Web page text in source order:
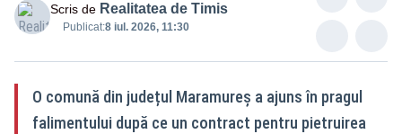
Scris de Realitatea de Timis
Publicat:8 iul. 2026, 11:30
O comună din județul Maramureș a ajuns în pragul
falimentului după ce un contract pentru pietruirea